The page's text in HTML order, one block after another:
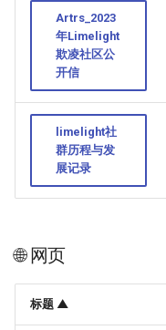
Artrs_2023
年Limelight
欺凌社区公
开信
limelight社
群历程与发
展记录
🌐 网页
标题 ▲